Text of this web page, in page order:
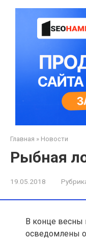
Главная » Новости
Рыбная
19.05.2018
В конце весны
осведомлены